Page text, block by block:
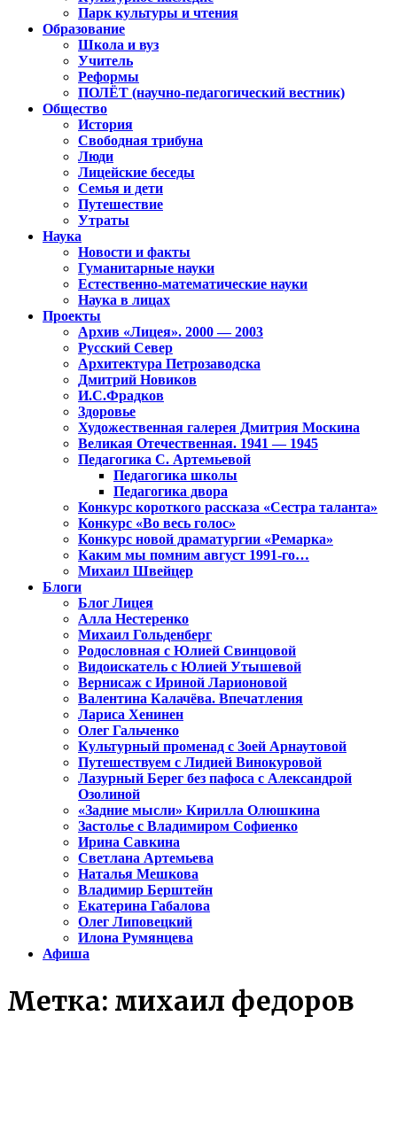
Парк культуры и чтения
Образование
Школа и вуз
Учитель
Реформы
ПОЛЁТ (научно-педагогический вестник)
Общество
История
Свободная трибуна
Люди
Лицейские беседы
Семья и дети
Путешествие
Утраты
Наука
Новости и факты
Гуманитарные науки
Естественно-математические науки
Наука в лицах
Проекты
Архив «Лицея». 2000 — 2003
Русский Север
Архитектура Петрозаводска
Дмитрий Новиков
И.С.Фрадков
Здоровье
Художественная галерея Дмитрия Москина
Великая Отечественная. 1941 — 1945
Педагогика С. Артемьевой
Педагогика школы
Педагогика двора
Конкурс короткого рассказа «Сестра таланта»
Конкурс «Во весь голос»
Конкурс новой драматургии «Ремарка»
Каким мы помним август 1991-го…
Михаил Швейцер
Блоги
Блог Лицея
Алла Нестеренко
Михаил Гольденберг
Родословная с Юлией Свинцовой
Видоискатель с Юлией Утышевой
Вернисаж с Ириной Ларионовой
Валентина Калачёва. Впечатления
Лариса Хенинен
Олег Гальченко
Культурный променад с Зоей Арнаутовой
Путешествуем с Лидией Винокуровой
Лазурный Берег без пафоса с Александрой
Озолиной
«Задние мысли» Кирилла Олюшкина
Застолье с Владимиром Софиенко
Ирина Савкина
Светлана Артемьева
Наталья Мешкова
Владимир Берштейн
Екатерина Габалова
Олег Липовецкий
Илона Румянцева
Афиша
Метка: михаил федоров